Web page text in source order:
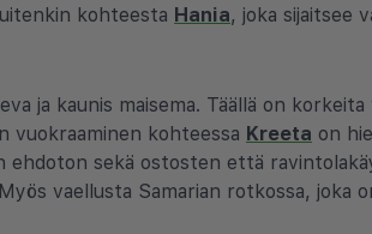
kohteesta Hania, joka sijaitsee
ja kaunis maisema. Täällä on
vuokraaminen kohteessa Kreeta on
ehdoton sekä ostosten että
vaellusta Samarian rotkossa, joka